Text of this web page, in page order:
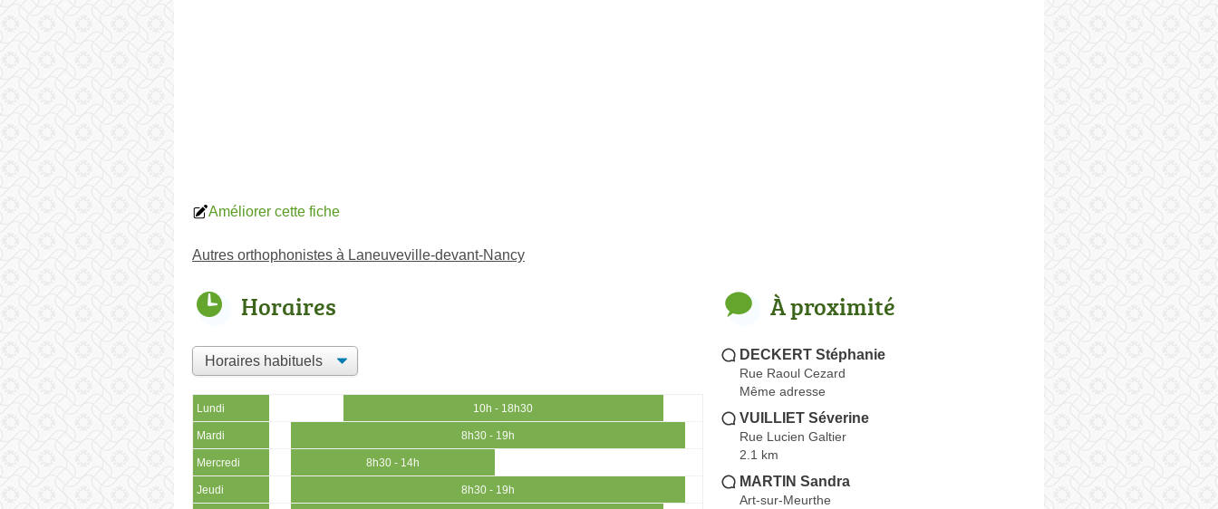
Améliorer cette fiche
Autres orthophonistes à Laneuveville-devant-Nancy
Horaires
Lundi 10h - 18h30
Mardi 8h30 - 19h
Mercredi 8h30 - 14h
Jeudi 8h30 - 19h
À proximité
DECKERT Stéphanie
Rue Raoul Cezard
Même adresse
VUILLIET Séverine
Rue Lucien Galtier
2.1 km
MARTIN Sandra
Art-sur-Meurthe